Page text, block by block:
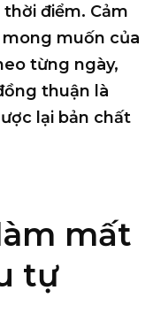
điểm. Cảm
muốn của
từng ngày,
thuận là
lại bản chất
mất
tự